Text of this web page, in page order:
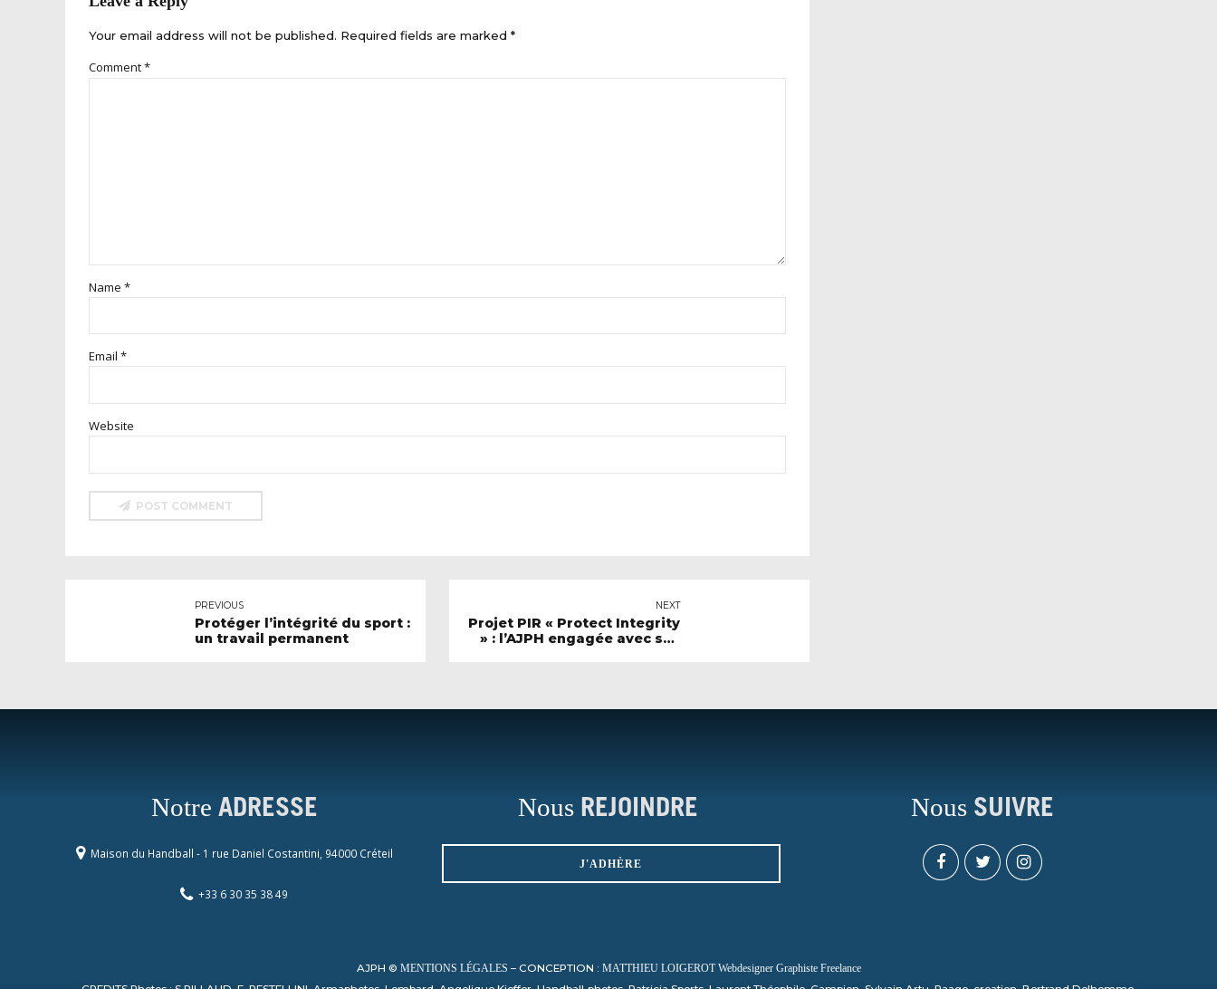
Your email address will not be published. Required fields are marked *
Comment*
Name *
Email *
Website
POST COMMENT
PREVIOUS
Protéger l’intégrité du sport :
un travail permanent
NEXT
Projet PIR « Protect Integrity
» : l’AJPH engagée avec ses
Notre ADRESSE
Maison du Handball - 1 rue Daniel Costantini, 94000 Créteil
+33 6 30 35 38 49
Nous REJOINDRE
J'ADHÈRE
Nous SUIVRE
AJPH © MENTIONS LÉGALES – CONCEPTION : MATTHIEU LOIGEROT Webdesigner Graphiste Freelance